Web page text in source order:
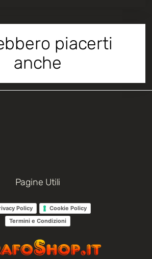
piacerti
anche
Pagine Utili
Policy
Cookie Policy
Termini e Condizioni